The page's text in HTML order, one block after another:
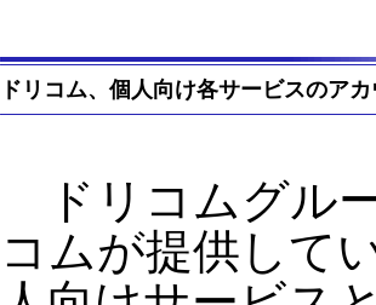
ドリコム、個人向け各サービスのア
ドリコムグル
コムが提供して